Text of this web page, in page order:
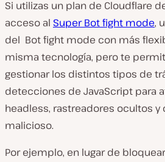
Si utilizas un plan de Cloudflare
acceso al Super Bot fight mode,
del Bot fight mode con más
misma tecnología, pero te
gestionar los distintos tipos de
detecciones de JavaScript para
headless, rastreadores ocultos
malicioso.
Por ejemplo, en lugar de